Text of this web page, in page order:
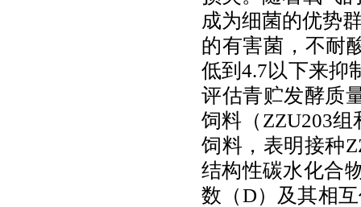
成为细菌的优势
的有害菌，不耐
低到4.7以下来抑
评估青贮发酵质
饲料（ ZZU203组
饲料，表明接种
结构性碳水化合
数（D）及其相